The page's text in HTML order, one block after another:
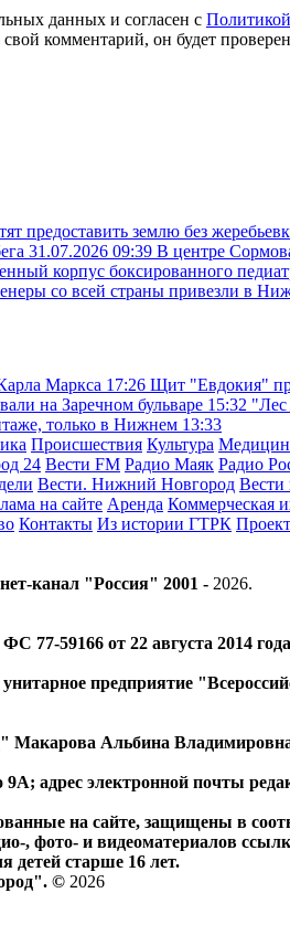
данных и согласен с
комментарий, он будет
предоставить землю без
31.07.2026 09:39 В центре
корпус боксированного
со всей страны привезли в
Маркса 17:26 Щит "Евдокия"
на Заречном бульваре 15:32 "Лес
только в Нижнем 13:33
Происшествия Культура
24 Вести FM Радио Маяк Радио
Вести. Нижний Новгород Вести
на сайте Аренда Коммерческая
Контакты Из истории ГТРК
канал "Россия" 2001 - 2026.
77-59166 от 22 августа 2014
унитарное предприятие
Макарова Альбина
адрес электронной почты
на сайте, защищены в
, фото- и видеоматериалов
детей старше 16 лет.
© 2026